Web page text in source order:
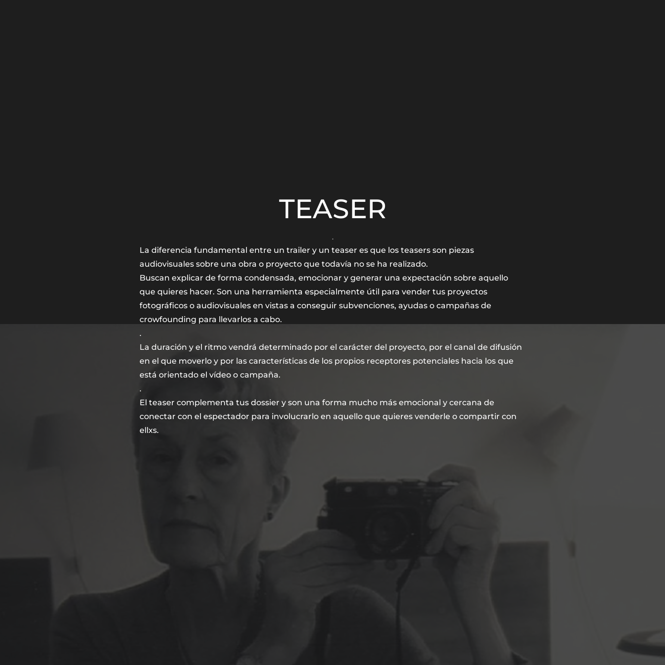
TEASER
.
La diferencia fundamental entre un trailer y un teaser es que los teasers son piezas
audiovisuales sobre una obra o proyecto que todavía no se ha realizado.
Buscan explicar de forma condensada, emocionar y generar una expectación sobre aquello
que quieres hacer. Son una herramienta especialmente útil para vender tus proyectos
fotográficos o audiovisuales en vistas a conseguir subvenciones, ayudas o campañas de
crowfounding para llevarlos a cabo.
.
La duración y el ritmo vendrá determinado por el carácter del proyecto, por el canal de difusión
en el que moverlo y por las características de los propios receptores potenciales hacia los que
está orientado el vídeo o campaña.
.
El teaser complementa tus dossier y son una forma mucho más emocional y cercana de
conectar con el espectador para involucrarlo en aquello que quieres venderle o compartir con
ellxs.